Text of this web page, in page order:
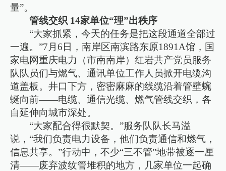
量”。
管线交织 14家单位“理”出秩序
“大家抓紧，今天的任务是把这段通道全部过
一遍。”7月6日，南岸区南滨路东原1891A馆，国
家电网重庆电力（市南南岸）红岩共产党员服务
队队员们与燃气、通讯单位工作人员掀开电缆沟
道盖板。井口下方，密密麻麻的线缆沿着管壁蜿
蜒向前——电缆、通信光缆、燃气管线交织，各
自延伸向城市深处。
“大家配合得很默契。”服务队队长马溢
说，“我们负责电力设备，他们负责通信和燃气，
信息共享。”行动中，不少“三不管”地带被逐一厘
清——废弃波纹管堆积的地方，几家单位一起确